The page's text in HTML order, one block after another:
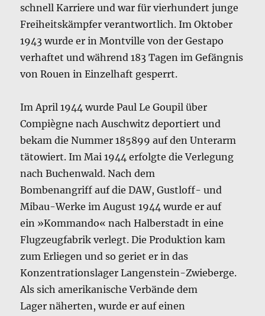
schnell Karriere und war für vierhundert junge
Freiheitskämpfer verantwortlich. Im Oktober
1943 wurde er in Montville von der Gestapo
verhaftet und während 183 Tagen im Gefängnis
von Rouen in Einzelhaft gesperrt.
Im April 1944 wurde Paul Le Goupil über
Compiègne nach Auschwitz deportiert und
bekam die Nummer 185899 auf den Unterarm
tätowiert. Im Mai 1944 erfolgte die Verlegung
nach Buchenwald. Nach dem
Bombenangriff auf die DAW, Gustloff- und
Mibau-Werke im August 1944 wurde er auf
ein »Kommando« nach Halberstadt in eine
Flugzeugfabrik verlegt. Die Produktion kam
zum Erliegen und so geriet er in das
Konzentrationslager Langenstein-Zwieberge.
Als sich amerikanische Verbände dem
Lager näherten, wurde er auf einen